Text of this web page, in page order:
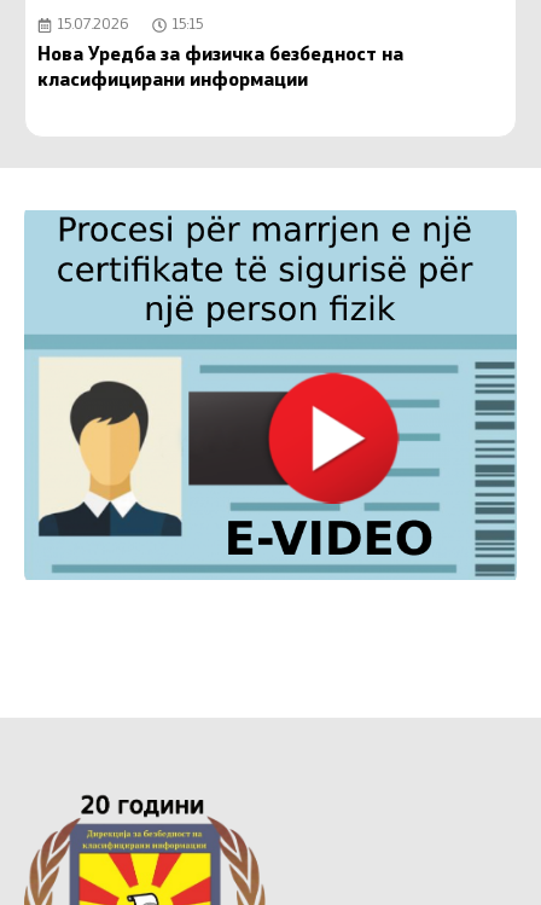
15.07.2026 15:15
Нова Уредба за физичка безбедност на
класифицирани информации